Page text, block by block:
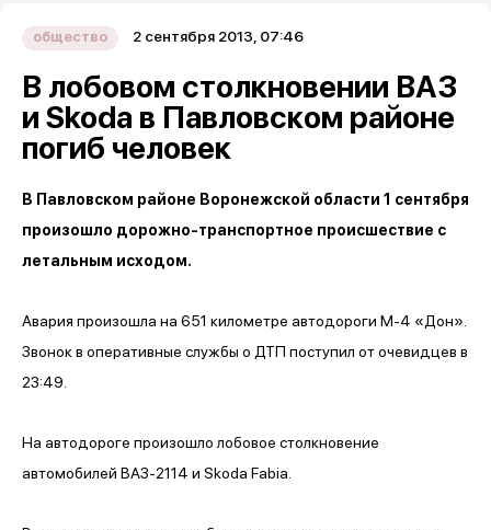
общество 2 сентября 2013, 07:46
В лобовом столкновении ВАЗ
и Skoda в Павловском районе
погиб человек
В Павловском районе Воронежской области 1 сентября
произошло дорожно-транспортное происшествие с
летальным исходом.
Авария произошла на 651 километре автодороги М-4 «Дон».
Звонок в оперативные службы о ДТП поступил от очевидцев в
23:49.
На автодороге произошло лобовое столкновение
автомобилей ВАЗ-2114 и Skoda Fabia.